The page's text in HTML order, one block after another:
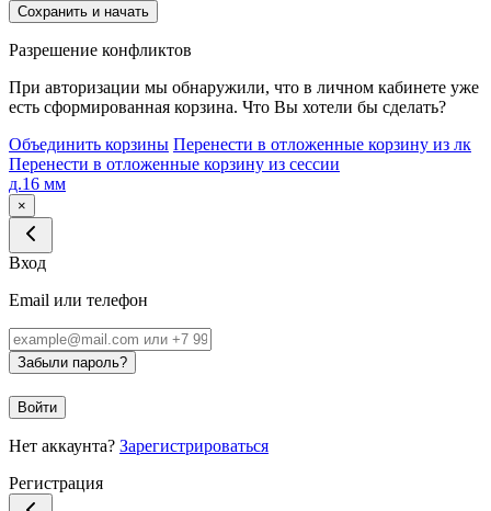
Сохранить и начать
Разрешение конфликтов
При авторизации мы обнаружили, что в личном кабинете уже
есть сформированная корзина. Что Вы хотели бы сделать?
Объединить корзины Перенести в отложенные корзину из лк
Перенести в отложенные корзину из сессии
д.16 мм
×
Вход
Email или телефон
Забыли пароль?
Войти
Нет аккаунта? Зарегистрироваться
Регистрация